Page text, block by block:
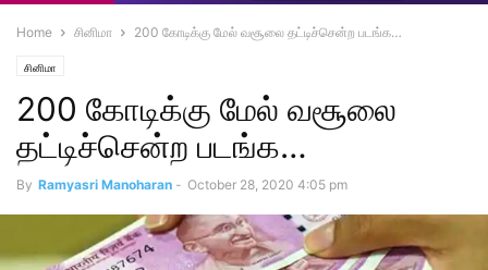
Home சினிமா 200 கோடிக்கு மேல் வசூலை தட்டிச்சென்ற படங்க…
சினிமா
200 கோடிக்கு மேல் வசூலை
தட்டிச்சென்ற படங்க…
By Ramyasri Manoharan - October 28, 2020 4:05 pm